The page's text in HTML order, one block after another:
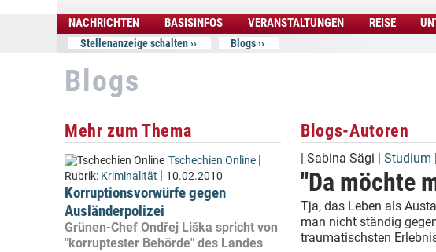
NACHRICHTEN BASISINFOS VERANSTALTUNGEN REISE
Stellenanzeige schalten Blogs
Blogs
Mehr zum Thema
Tschechien Online |
Rubrik: Kriminalität | 10.02.2010
Korruptionsvorwürfe gegen
Ausländerpolizei
Grünen-Chef Ondřej Liška spricht von
"korruptester Behörde" des Landes
Blogs-Autoren
| Sabina Sägi | Studium
"Da möchte
Tja, das Leben als
man nicht ständig
traumatischsten